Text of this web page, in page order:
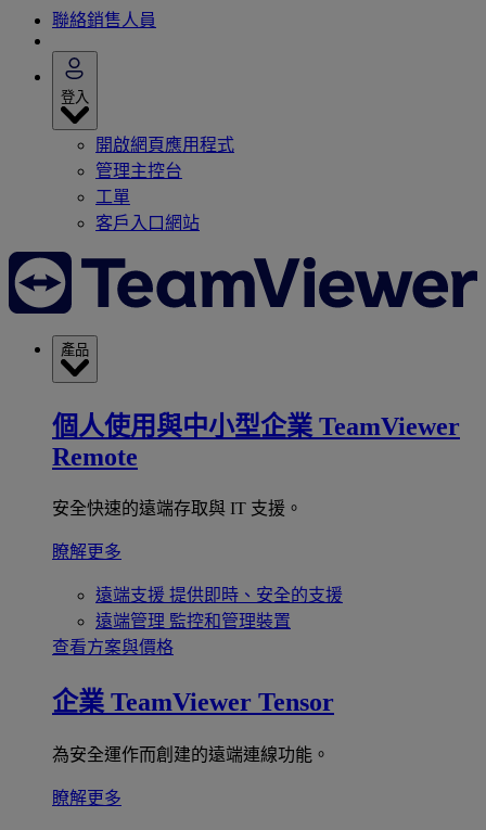
聯絡銷售人員
登入
開啟網頁應用程式
管理主控台
工單
客戶入口網站
產品
個人使用與中小型企業 TeamViewer
Remote
安全快速的遠端存取與 IT 支援。
瞭解更多
遠端支援 提供即時、安全的支援
遠端管理 監控和管理裝置
查看方案與價格
企業 TeamViewer Tensor
為安全運作而創建的遠端連線功能。
瞭解更多